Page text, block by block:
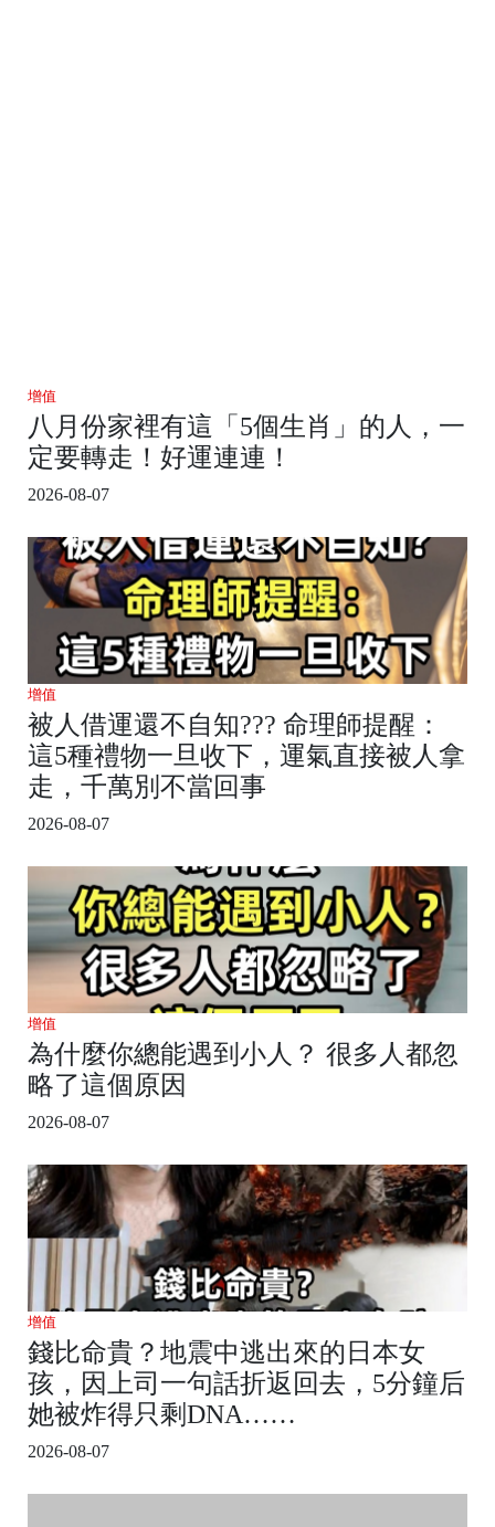
增值
八月份家裡有這「5個生肖」的人，一
定要轉走！好運連連！
2026-08-07
增值
被人借運還不自知??? 命理師提醒：
這5種禮物一旦收下，運氣直接被人拿
走，千萬別不當回事
2026-08-07
增值
為什麼你總能遇到小人？ 很多人都忽
略了這個原因
2026-08-07
增值
錢比命貴？地震中逃出來的日本女
孩，因上司一句話折返回去，5分鐘后
她被炸得只剩DNA……
2026-08-07